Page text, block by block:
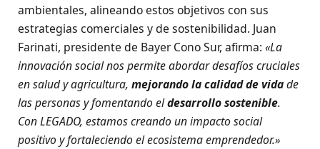
ambientales, alineando estos objetivos con sus
estrategias comerciales y de sostenibilidad. Juan
Farinati, presidente de Bayer Cono Sur, afirma: «La
innovación social nos permite abordar desafíos cruciales
en salud y agricultura, mejorando la calidad de vidade
las personas y fomentando eldesarrollo sostenible.
Con LEGADO, estamos creando un impacto social
positivo y fortaleciendo el ecosistema emprendedor.»